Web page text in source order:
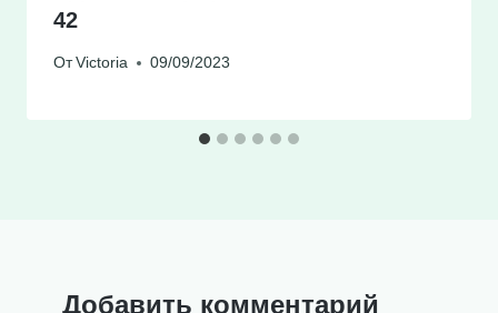
42
От Victoria 09/09/2023
Добавить комментарий